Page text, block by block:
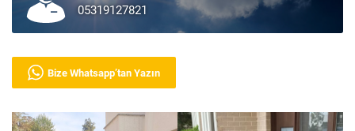
05319127821
Bize Whatsapp’tan Yazın